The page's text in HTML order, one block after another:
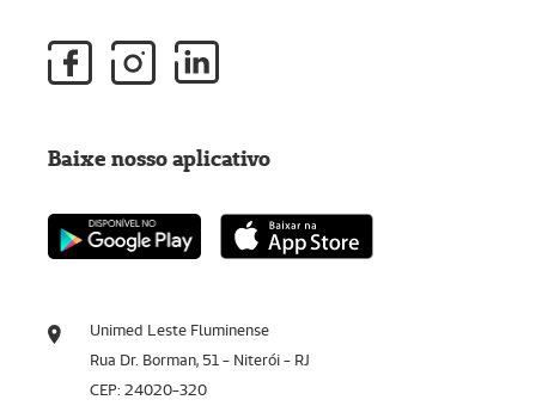
Unimed Leste Fluminense
Rua Dr. Borman, 51 - Niterói - RJ
CEP: 24020-320
Baixe nosso aplicativo